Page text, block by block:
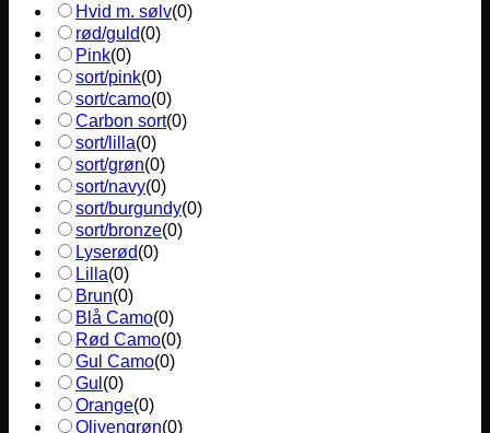
Hvid m. sølv(0)
rød/guld(0)
Pink(0)
sort/pink(0)
sort/camo(0)
Carbon sort(0)
sort/lilla(0)
sort/grøn(0)
sort/navy(0)
sort/burgundy(0)
sort/bronze(0)
Lyserød(0)
Lilla(0)
Brun(0)
Blå Camo(0)
Rød Camo(0)
Gul Camo(0)
Gul (0)
Orange(0)
Olivengrøn(0)